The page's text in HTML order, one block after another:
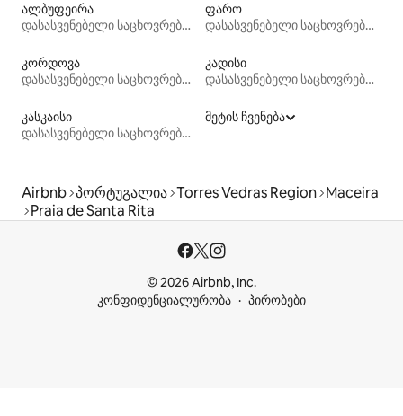
ალბუფეირა
დასასვენებელი საცხოვრებლები
ფარო
დასასვენებელი საცხოვრებლები
კორდოვა
დასასვენებელი საცხოვრებლები
კადისი
დასასვენებელი საცხოვრებლები
კასკაისი
დასასვენებელი საცხოვრებლები
მეტის ჩვენება
Airbnb პორტუგალია Torres Vedras Region Maceira
Praia de Santa Rita
© 2026 Airbnb, Inc.
კონფიდენციალურობა
პირობები